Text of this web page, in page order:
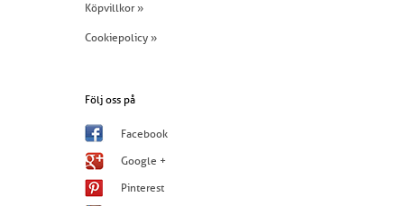
Köpvillkor »
Cookiepolicy »
Följ oss på
Facebook
Google +
Pinterest